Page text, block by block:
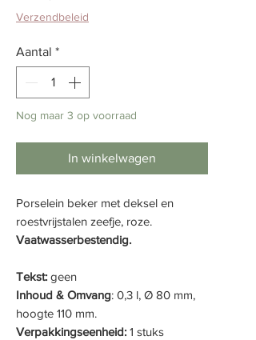
Verzendbeleid
Aantal *
Nog maar 3 op voorraad
In winkelwagen
Porselein beker met deksel en
roestvrijstalen zeefje, roze.
Vaatwasserbestendig.
Tekst: geen
Inhoud & Omvang: 0,3 l, Ø 80 mm,
hoogte 110 mm.
Verpakkingseenheid: 1 stuks